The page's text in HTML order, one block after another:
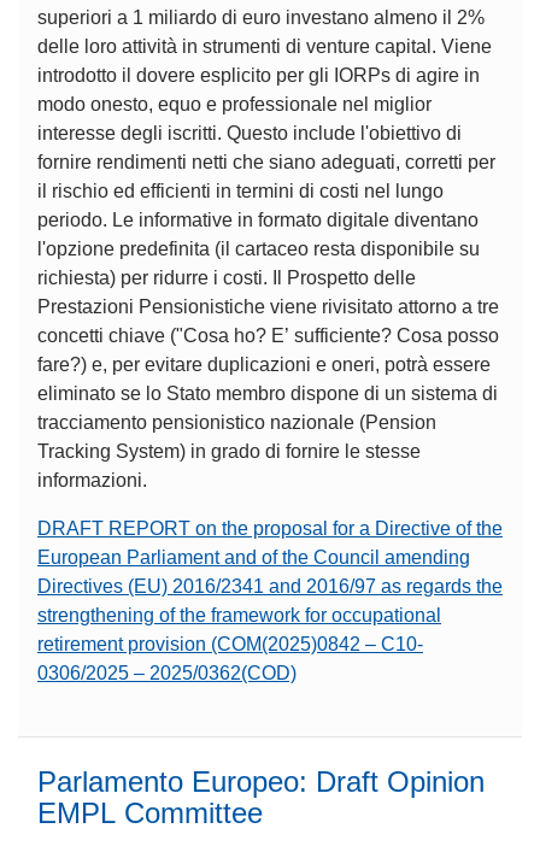
superiori a 1 miliardo di euro investano almeno il 2%
delle loro attività in strumenti di venture capital. Viene
introdotto il dovere esplicito per gli IORPs di agire in
modo onesto, equo e professionale nel miglior
interesse degli iscritti. Questo include l'obiettivo di
fornire rendimenti netti che siano adeguati, corretti per
il rischio ed efficienti in termini di costi nel lungo
periodo. Le informative in formato digitale diventano
l'opzione predefinita (il cartaceo resta disponibile su
richiesta) per ridurre i costi. Il Prospetto delle
Prestazioni Pensionistiche viene rivisitato attorno a tre
concetti chiave ("Cosa ho? E’ sufficiente? Cosa posso
fare?) e, per evitare duplicazioni e oneri, potrà essere
eliminato se lo Stato membro dispone di un sistema di
tracciamento pensionistico nazionale (Pension
Tracking System) in grado di fornire le stesse
informazioni.
DRAFT REPORT on the proposal for a Directive of the
European Parliament and of the Council amending
Directives (EU) 2016/2341 and 2016/97 as regards the
strengthening of the framework for occupational
retirement provision (COM(2025)0842 – C10-
0306/2025 – 2025/0362(COD)
Parlamento Europeo: Draft Opinion
EMPL Committee